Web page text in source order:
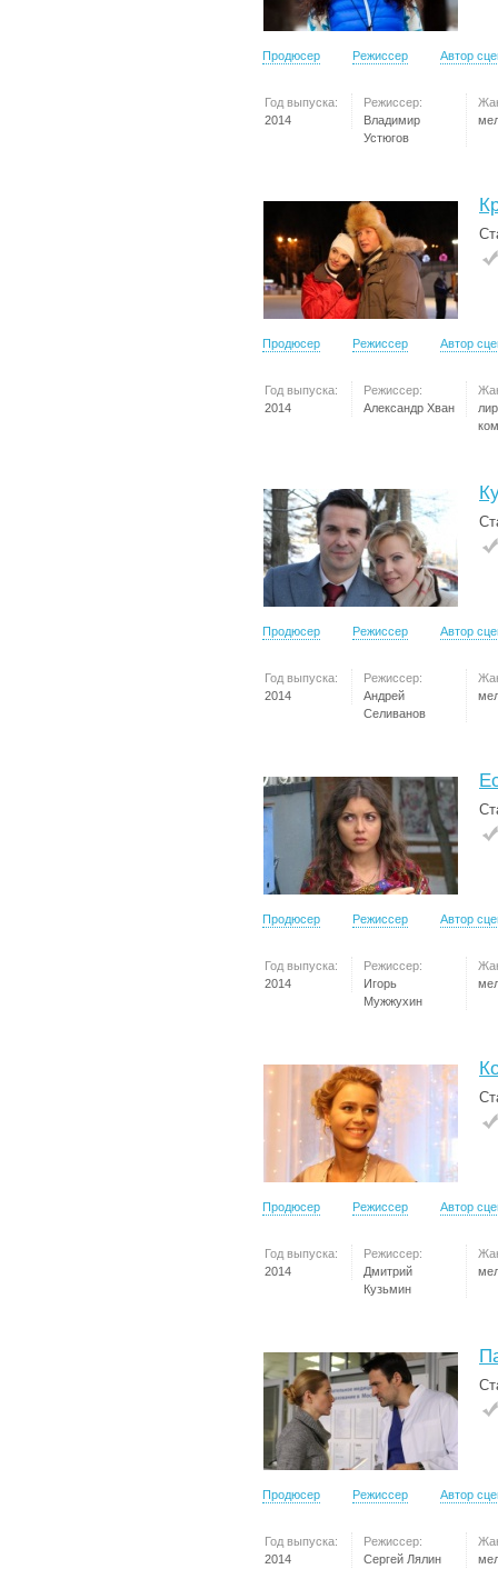
Продюсер Режиссер Автор
Год выпуска:
2014
Режиссер:
Владимир
Устюгов
Продюсер Режиссер Автор
Год выпуска:
2014
Режиссер:
Александр Хван
Продюсер Режиссер Автор
Год выпуска:
2014
Режиссер:
Андрей
Селиванов
Продюсер Режиссер Автор
Год выпуска:
2014
Режиссер:
Игорь
Мужжухин
Продюсер Режиссер Автор
Год выпуска:
2014
Режиссер:
Дмитрий
Кузьмин
Продюсер Режиссер Автор
Год выпуска:
2014
Режиссер:
Сергей Лялин